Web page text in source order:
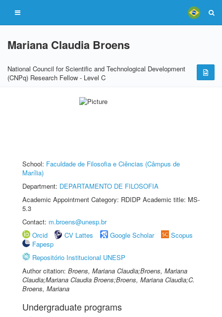
Mariana Claudia Broens
National Council for Scientific and Technological Development
(CNPq) Research Fellow - Level C
School: Faculdade de Filosofia e Ciências (Câmpus de
Marília)
Department: DEPARTAMENTO DE FILOSOFIA
Academic Appointment Category: RDIDP Academic title: MS-
5.3
Contact: m.broens@unesp.br
Orcid
CV Lattes Google Scholar
Scopus
Fapesp
Repositório Institucional UNESP
Author citation: Broens, Mariana Claudia;Broens, Mariana
Claudia;Mariana Claudia Broens;Broens, Mariana Claudia;C.
Broens, Mariana
Undergraduate programs